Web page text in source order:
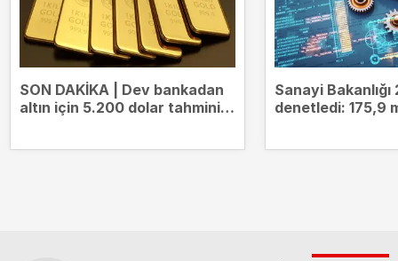
SON DAKİKA | Dev bankadan
altın için 5.200 dolar tahmini!
Sanayi
denetledi: 175,9